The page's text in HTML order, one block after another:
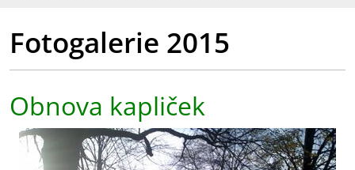
Fotogalerie 2015
Obnova kapliček